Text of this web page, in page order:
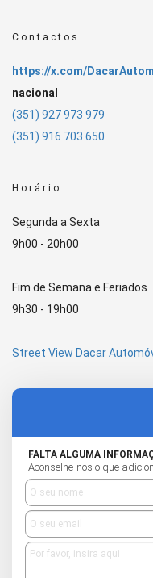
Contactos
https://x.com/
nacional
(351) 927 973 979
(351) 916 703 650
Horário
Segunda a Sexta
9h00 - 20h00
Fim de Semana e Feriados
9h30 - 19h00
Street View Dacar
FALTA ALGUMA
Aconselhe-nos o que